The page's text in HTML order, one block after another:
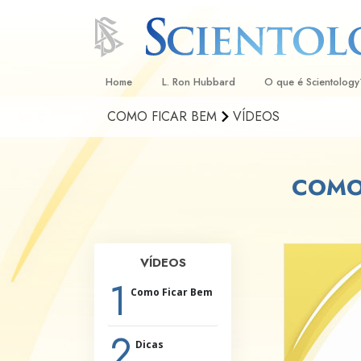
Home L. Ron Hubbard O que é
Crenças e Práticas
Aquilo que os
sobre Scientology
Dentro duma Igreja
Os Princípios
Uma Introdução a
COMO FICAR BEM VÍDEOS
VÍDEOS
1 Como Ficar Bem
Dicas